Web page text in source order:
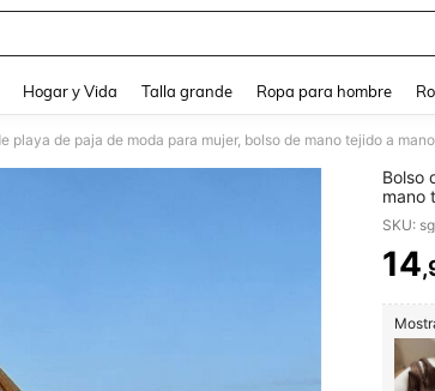
Hogar y Vida Talla grande Ropa para hombre
Bolso
mano
estilo
en la
paja
SKU:
14